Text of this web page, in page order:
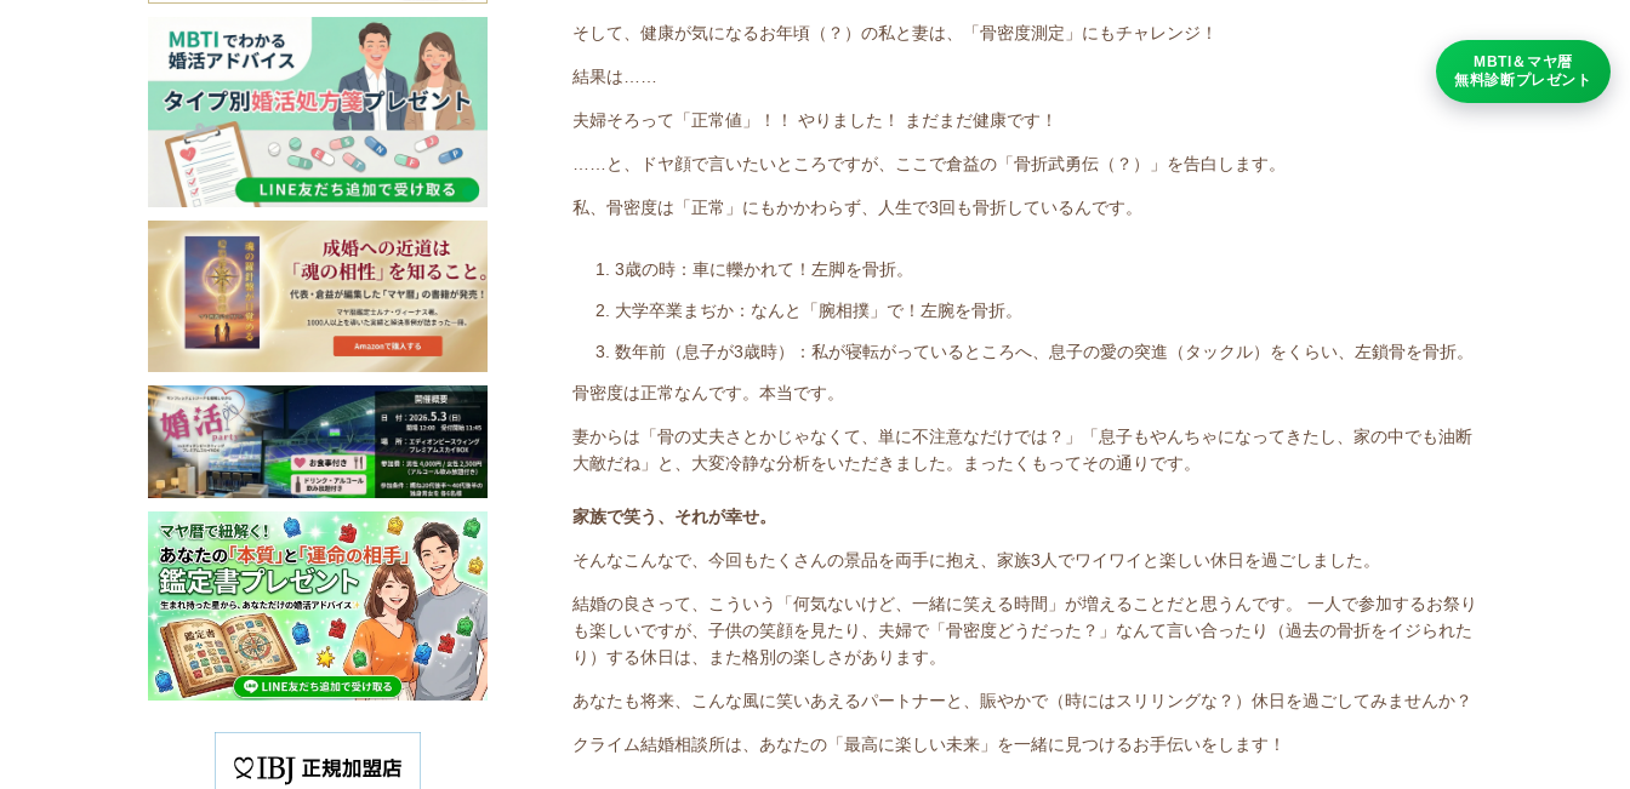
そして、健康が気になるお年頃（？）の私と妻は、「骨密度測定」にもチャレンジ！
結果は……
夫婦そろって「正常値」！！ やりました！ まだまだ健康です！
……と、ドヤ顔で言いたいところですが、ここで倉益の「骨折武勇伝（？）」を告白します。
私、骨密度は「正常」にもかかわらず、人生で3回も骨折しているんです。
3歳の時：車に轢かれて！左脚を骨折。
大学卒業まぢか：なんと「腕相撲」で！左腕を骨折。
数年前（息子が3歳時）：私が寝転がっているところへ、息子の愛の突進（タックル）をくらい、左鎖骨を骨折。
骨密度は正常なんです。本当です。
妻からは「骨の丈夫さとかじゃなくて、単に不注意なだけでは？」「息子もやんちゃになってきたし、家の中でも油断
大敵だね」と、大変冷静な分析をいただきました。まったくもってその通りです。
家族で笑う、それが幸せ。
そんなこんなで、今回もたくさんの景品を両手に抱え、家族3人でワイワイと楽しい休日を過ごしました。
結婚の良さって、こういう「何気ないけど、一緒に笑える時間」が増えることだと思うんです。 一人で参加するお祭り
も楽しいですが、子供の笑顔を見たり、夫婦で「骨密度どうだった？」なんて言い合ったり（過去の骨折をイジられた
り）する休日は、また格別の楽しさがあります。
あなたも将来、こんな風に笑いあえるパートナーと、賑やかで（時にはスリリングな？）休日を過ごしてみませんか？
クライム結婚相談所は、あなたの「最高に楽しい未来」を一緒に見つけるお手伝いをします！
MBTI＆マヤ暦
無料診断プレゼント